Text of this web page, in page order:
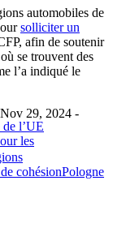
automobiles de
solliciter un
afin de soutenir
se trouvent des
l’a indiqué le
l’UE
les
29, 2024 -
cohésionPologne